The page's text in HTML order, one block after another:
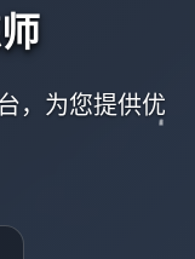
，为您提供优